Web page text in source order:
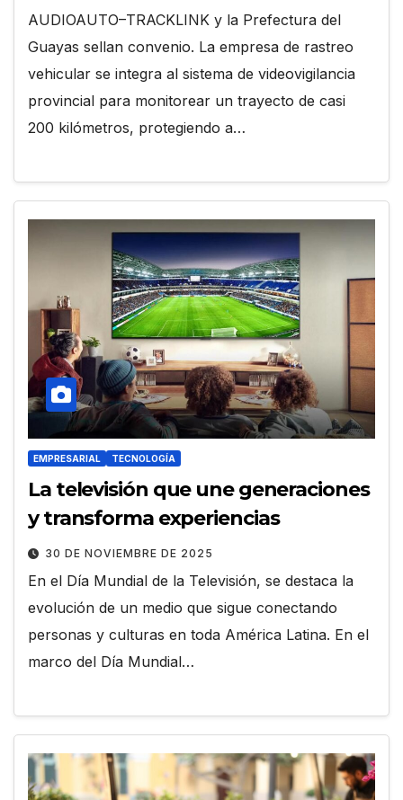
AUDIOAUTO–TRACKLINK y la Prefectura del
Guayas sellan convenio. La empresa de rastreo
vehicular se integra al sistema de videovigilancia
provincial para monitorear un trayecto de casi
200 kilómetros, protegiendo a…
EMPRESARIAL TECNOLOGÍA
La televisión que une generaciones
y transforma experiencias
30 DE NOVIEMBRE DE 2025
En el Día Mundial de la Televisión, se destaca la
evolución de un medio que sigue conectando
personas y culturas en toda América Latina. En el
marco del Día Mundial…